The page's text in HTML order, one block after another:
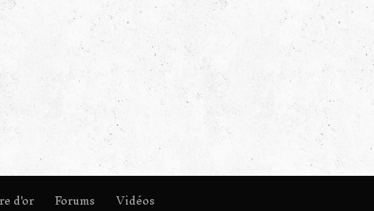
d'or Forums Vidéos